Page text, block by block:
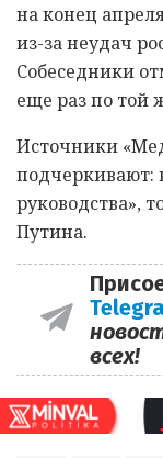
на конец
из-за неудач
Собеседники
еще раз по той
Источники
подчеркивают:
руководства»,
Путина.
всех!